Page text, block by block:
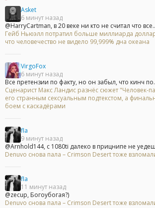
Asket
6 минут назад
@HarryCartman, в 20 веке ни кто не считал что
Гейб Ньюэлл потратил больше миллиарда
что человечество не видело 99,999% дна океана
VirgoFox
6 минут назад
Все претензии по факту, но он забыл, что кинч
Сценарист Макс Ландис разнёс сюжет "Человек-
его странным сексуальным подтекстом, а
боем с каскадёрами
fla
9 минут назад
@Arnhold144, с 1080ti далеко в прицнипе не
Denuvo снова пала – Crimson Desert тоже
fla
11 минут назад
@zecup, Богоубогая?)
Denuvo снова пала – Crimson Desert тоже